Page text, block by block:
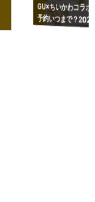
GU×ちいかわコラ
予約いつまで？
ーチやショルダー